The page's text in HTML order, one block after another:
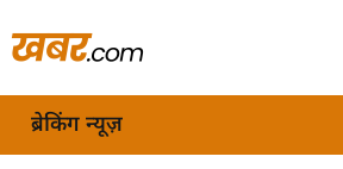
ब्रेकिंग न्यूज़